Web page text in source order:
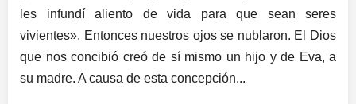
les infundí aliento de vida para que sean seres
vivientes». Entonces nuestros ojos se nublaron. El Dios
que nos concibió creó de sí mismo un hijo y de Eva, a
su madre. A causa de esta concepción...